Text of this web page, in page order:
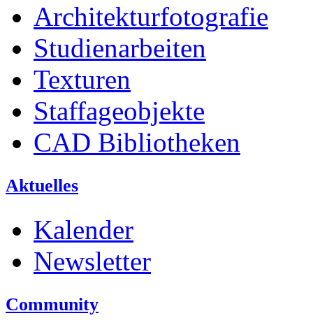
Architekturfotografie
Studienarbeiten
Texturen
Staffageobjekte
CAD Bibliotheken
Aktuelles
Kalender
Newsletter
Community